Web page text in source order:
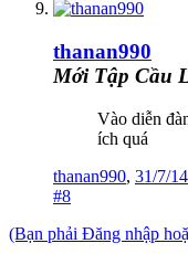
thanan990
Mới Tập Cầu
Vào diễn
ích quá
thanan990, 31/7/14
#8
(Bạn phải Đăng nhập